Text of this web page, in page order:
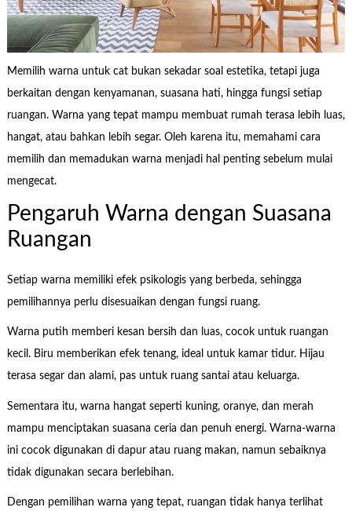
Memilih warna untuk cat bukan sekadar soal estetika, tetapi juga
berkaitan dengan kenyamanan, suasana hati, hingga fungsi setiap
ruangan. Warna yang tepat mampu membuat rumah terasa lebih luas,
hangat, atau bahkan lebih segar. Oleh karena itu, memahami cara
memilih dan memadukan warna menjadi hal penting sebelum mulai
mengecat.
Pengaruh Warna dengan Suasana
Ruangan
Setiap warna memiliki efek psikologis yang berbeda, sehingga
pemilihannya perlu disesuaikan dengan fungsi ruang.
Warna putih memberi kesan bersih dan luas, cocok untuk ruangan
kecil. Biru memberikan efek tenang, ideal untuk kamar tidur. Hijau
terasa segar dan alami, pas untuk ruang santai atau keluarga.
Sementara itu, warna hangat seperti kuning, oranye, dan merah
mampu menciptakan suasana ceria dan penuh energi. Warna-warna
ini cocok digunakan di dapur atau ruang makan, namun sebaiknya
tidak digunakan secara berlebihan.
Dengan pemilihan warna yang tepat, ruangan tidak hanya terlihat